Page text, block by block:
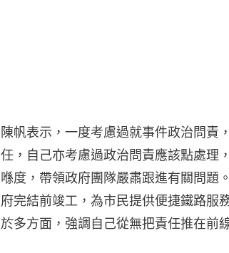
陳帆表示，一度考慮過就事件政治問責
任，自己亦考慮過政治問責應該點處理
喺度，帶領政府團隊嚴肅跟進有關問題
府完結前竣工，為市民提供便捷鐵路服
於多方面，強調自己從無把責任推在前